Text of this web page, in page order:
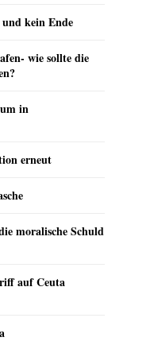
kein Ende
wie sollte die
in
erneut
moralische Schuld
auf Ceuta